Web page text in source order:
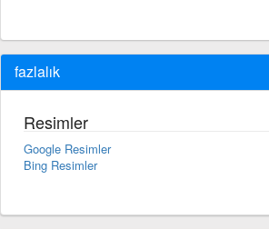
fazlalık
Resimler
Google Resimler
Bing Resimler